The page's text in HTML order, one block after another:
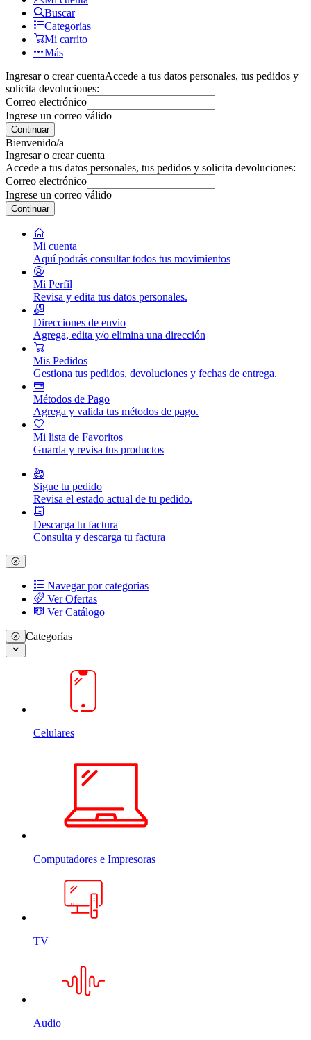
Buscar
Categorías
Mi carrito
Más
Ingresar o crear cuentaAccede a tus datos personales, tus pedidos y
solicita devoluciones:
Correo electrónico
Ingrese un correo válido
Continuar
Bienvenido/a
Ingresar o crear cuenta
Accede a tus datos personales, tus pedidos y solicita devoluciones:
Correo electrónico
Ingrese un correo válido
Continuar
Mi cuenta
Aquí podrás consultar todos tus movimientos
Mi Perfil
Revisa y edita tus datos personales.
Direcciones de envio
Agrega, edita y/o elimina una dirección
Mis Pedidos
Gestiona tus pedidos, devoluciones y fechas de entrega.
Métodos de Pago
Agrega y valida tus métodos de pago.
Mi lista de Favoritos
Guarda y revisa tus productos
Sigue tu pedido
Revisa el estado actual de tu pedido.
Descarga tu factura
Consulta y descarga tu factura
Navegar por categorias
Ver Ofertas
Ver Catálogo
Categorías
Celulares
Computadores e Impresoras
TV
Audio